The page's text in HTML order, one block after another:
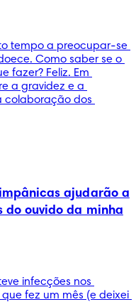
tempo a preocupar-se
Como saber se o
fazer? Feliz. Em
a gravidez e a
colaboração dos
ajudarão a
do ouvido da minha
infecções nos
fez um mês (e deixei